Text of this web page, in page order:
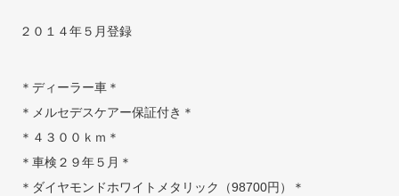
２０１４年５月登録
＊ディーラー車＊
＊メルセデスケアー保証付き＊
＊４３００ｋｍ＊
＊車検２９年５月＊
＊ダイヤモンドホワイトメタリック（98700円）＊